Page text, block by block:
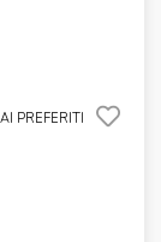
PREFERITI